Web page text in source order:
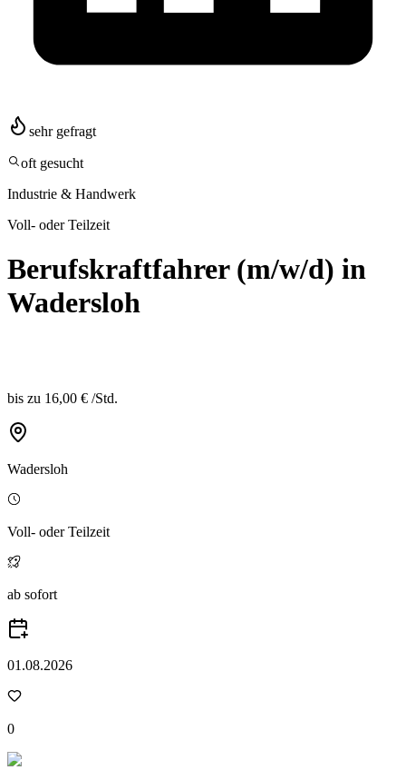
sehr gefragt
oft gesucht
Industrie & Handwerk
Voll- oder Teilzeit
Berufskraftfahrer (m/w/d) in
Wadersloh
bis zu 16,00 € /Std.
Wadersloh
Voll- oder Teilzeit
ab sofort
01.08.2026
0